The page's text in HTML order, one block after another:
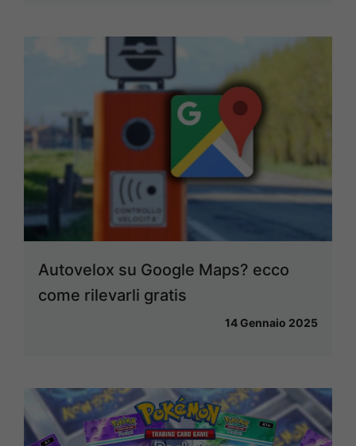
Autovelox su Google Maps? ecco
come rilevarli gratis
14 Gennaio 2025